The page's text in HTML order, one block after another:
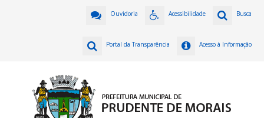
Busca
Acessibilidade
Ouvidoria
Acesso à Informação
Portal da Transparência